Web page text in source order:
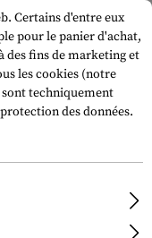
Certains d'entre eux
pour le panier d'achat,
des fins de marketing et
les cookies (notre
techniquement
des données.